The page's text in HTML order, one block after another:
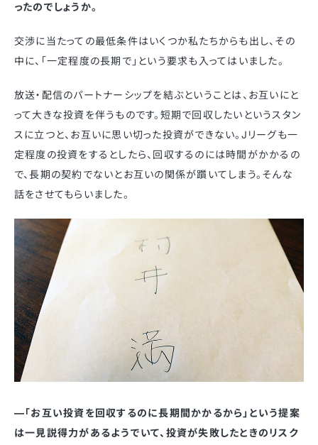
ったのでしょうか。
交渉に当たっての最低条件はいくつか私たちからも出し、その
中に、「一定程度の長期で」という要求も入ってはいました。
放送・配信のパートナーシップを結ぶということは、お互いにと
って大きな投資を伴うものです。短期で回収したいというスタン
スに立つと、お互いに思い切った投資ができない。Jリーグも一
定程度の投資をするとしたら、回収するのには時間がかかるの
で、長期の契約でないとお互いの関係が躓いてしまう。そんな
話をさせてもらいました。
—「お互い投資を回収するのに長期間かかるから」という提案
は一見説得力があるようでいて、投資が失敗したときのリスク